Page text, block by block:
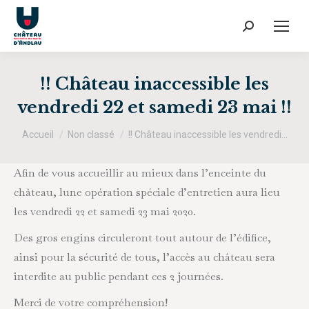
Recherche
:
!! Château inaccessible les
vendredi 22 et samedi 23 mai !!
Vous êtes ici :
Accueil Non classé !! Château inaccessible les vendredi…
Afin de vous accueillir au mieux dans l’enceinte du
château, lune opération spéciale d’entretien aura lieu
les vendredi 22 et samedi 23 mai 2020.
Des gros engins circuleront tout autour de l’édifice,
ainsi pour la sécurité de tous, l’accès au château sera
interdite au public pendant ces 2 journées.
Merci de votre compréhension!